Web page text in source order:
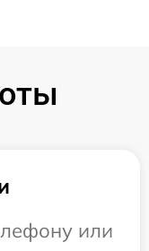
или